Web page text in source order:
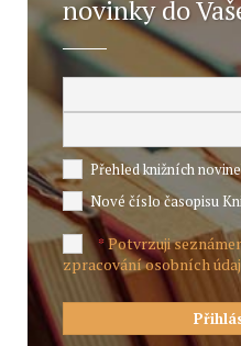
novinky do
Přehled knižních
Nové číslo časopisu
*Potvrzuji
zpracování osobních